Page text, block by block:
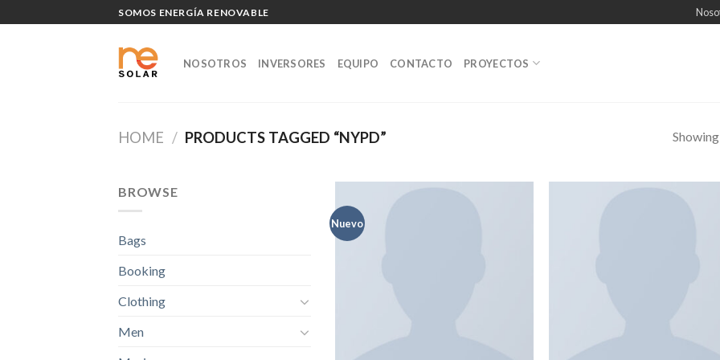
to
SOMOS ENERGÍA RENOVABLE
NOSOTROS INVERSORES EQUIPO CONTACTO PROYECTOS
HOME / PRODUCTS TAGGED “NYPD”
BROWSE
Bags
Booking
Clothing
Men
Nuevo